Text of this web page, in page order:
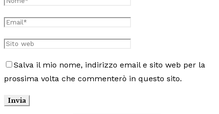
Salva il mio nome, indirizzo email e sito web per la
prossima volta che commenterò in questo sito.